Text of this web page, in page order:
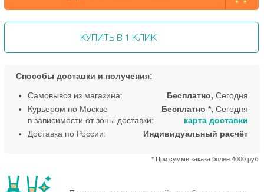
КУПИТЬ В 1 КЛИК
Способы доставки и получения:
Самовывоз из магазина: Бесплатно, Сегодня
Курьером по Москве
в зависимости от зоны доставки:
Бесплатно *, Сегодня
* При сумме заказа более 4000 руб.
карта доставки
Доставка по России:
Индивидуальный расчёт